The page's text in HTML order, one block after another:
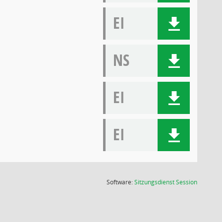
EI
NS
EI
EI
Software:SitzungsdienstSession(Wird in